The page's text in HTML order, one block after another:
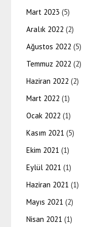
Mart 2023 (5)
Aralık 2022 (2)
Ağustos 2022 (5)
Temmuz 2022 (2)
Haziran 2022 (2)
Mart 2022 (1)
Ocak 2022 (1)
Kasım 2021 (5)
Ekim 2021 (1)
Eylül 2021 (1)
Haziran 2021 (1)
Mayıs 2021 (2)
Nisan 2021 (1)